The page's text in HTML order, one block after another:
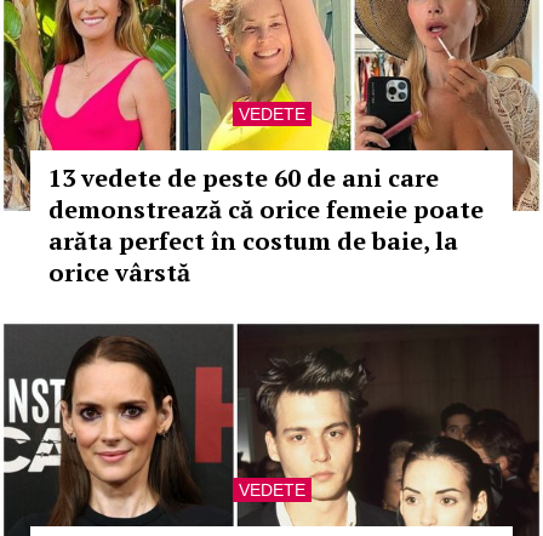
VEDETE
13 vedete de peste 60 de ani care
demonstrează că orice femeie poate
arăta perfect în costum de baie, la
orice vârstă
VEDETE